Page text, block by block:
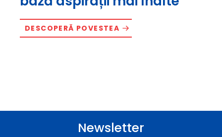
DESCOPERĂ POVESTEA
Newsletter